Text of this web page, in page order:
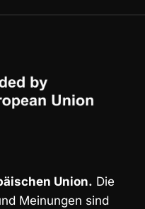
Union. Die
Meinungen sind